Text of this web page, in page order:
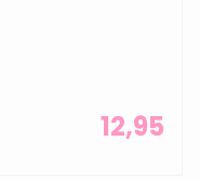
12,95